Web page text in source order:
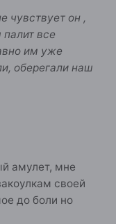
чувствует он ,
палит все
им уже
оберегали наш
амулет, мне
своей
до боли но